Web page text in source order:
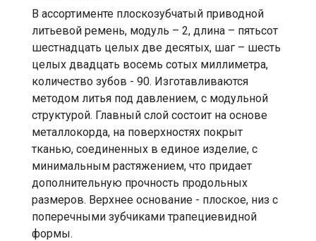
В ассортименте плоскозубчатый приводной
литьевой ремень, модуль – 2, длина – пятьсот
шестнадцать целых две десятых, шаг – шесть
целых двадцать восемь сотых миллиметра,
количество зубов - 90. Изготавливаются
методом литья под давлением, с модульной
структурой. Главный слой состоит на основе
металлокорда, на поверхностях покрыт
тканью, соединенных в единое изделие, c
минимальным растяжением, что придает
дополнительную прочность продольных
размеров. Верхнее основание - плоское, низ с
поперечными зубчиками трапециевидной
формы.